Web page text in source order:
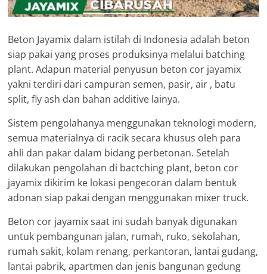
Beton Jayamix dalam istilah di Indonesia adalah beton
siap pakai yang proses produksinya melalui batching
plant. Adapun material penyusun beton cor jayamix
yakni terdiri dari campuran semen, pasir, air , batu
split, fly ash dan bahan additive lainya.
Sistem pengolahanya menggunakan teknologi modern,
semua materialnya di racik secara khusus oleh para
ahli dan pakar dalam bidang perbetonan. Setelah
dilakukan pengolahan di bactching plant, beton cor
jayamix dikirim ke lokasi pengecoran dalam bentuk
adonan siap pakai dengan menggunakan mixer truck.
Beton cor jayamix saat ini sudah banyak digunakan
untuk pembangunan jalan, rumah, ruko, sekolahan,
rumah sakit, kolam renang, perkantoran, lantai gudang,
lantai pabrik, apartmen dan jenis bangunan gedung